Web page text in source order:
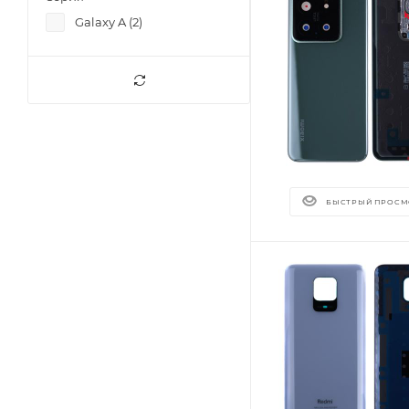
БЫСТРЫЙ
Galaxy A (2)